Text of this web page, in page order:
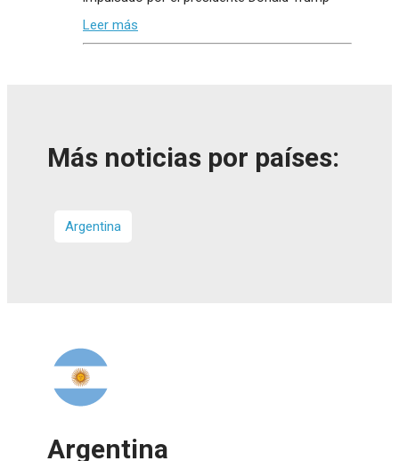
Leer más
Más noticias por países:
Argentina
Argentina